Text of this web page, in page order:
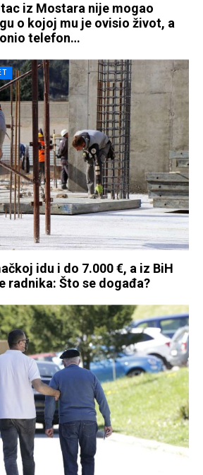
iz Mostara nije mogao
o kojoj mu je ovisio život, a
telefon…
idu i do 7.000 €, a iz BiH
radnika: Što se događa?